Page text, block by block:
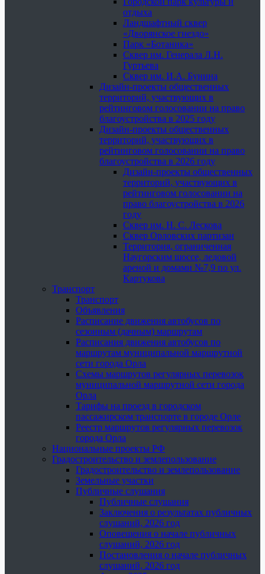
отдыха
Ландшафтный сквер
«Дворянское гнездо»
Парк «Ботаника»
Сквер им. Генерала Л.Н.
Гуртьева
Сквер им. И.А. Бунина
Дизайн-проекты общественных
территорий, участвующих в
рейтинговом голосовании на право
благоустройства в 2025 году
Дизайн-проекты общественных
территорий, участвующих в
рейтинговом голосовании на право
благоустройства в 2026 году
Дизайн-проекты общественных
территорий, участвующих в
рейтинговом голосовании на
право благоустройства в 2026
году
Сквер им. Н. С. Лескова
Сквер Орловских партизан
Территория, ограниченная
Наугорским шоссе, ледовой
ареной и домами №7,9 по ул.
Картукова
Транспорт
Транспорт
Объявления
Расписание движения автобусов по
сезонным (дачным) маршрутам
Расписания движения автобусов по
маршрутам муниципальной маршрутной
сети города Орла
Схемы маршрутов регулярных перевозок
муниципальной маршрутной сети города
Орла
Тарифы на проезд в городском
пассажирском транспорте в городе Орле
Реестр маршрутов регулярных перевозок
города Орла
Национальные проекты РФ
Градостроительство и землепользование
Градостроительство и землепользование
Земельные участки
Публичные слушания
Публичные слушания
Заключения о результатах публичных
слушаний, 2026 год
Оповещения о начале публичных
слушаний, 2026 год
Постановления о начале публичных
слушаний, 2026 год